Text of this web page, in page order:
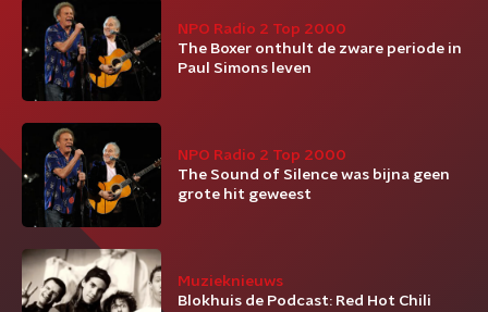
NPO Radio 2 Top 2000
The Boxer onthult de zware periode in
Paul Simons leven
NPO Radio 2 Top 2000
The Sound of Silence was bijna geen
grote hit geweest
Muzieknieuws
Blokhuis de Podcast: Red Hot Chili